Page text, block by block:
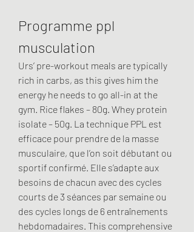
Programme ppl
musculation
Urs’ pre-workout meals are typically
rich in carbs, as this gives him the
energy he needs to go all-in at the
gym. Rice flakes – 80g. Whey protein
isolate – 50g. La technique PPL est
efficace pour prendre de la masse
musculaire, que l’on soit débutant ou
sportif confirmé. Elle s’adapte aux
besoins de chacun avec des cycles
courts de 3 séances par semaine ou
des cycles longs de 6 entraînements
hebdomadaires. This comprehensive